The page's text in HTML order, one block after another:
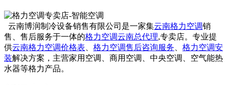
云南博润制冷设备销售有限公司是一家集云南格力空调销
售、售后服务于一体的格力空调云南总代理,专卖店。专业提
供云南格力空调价格表 格力空调售后咨询服务
格力空调安
装解决方案，主营家用空调、商用空调、中央空调、空气能热
水器等格力产品。